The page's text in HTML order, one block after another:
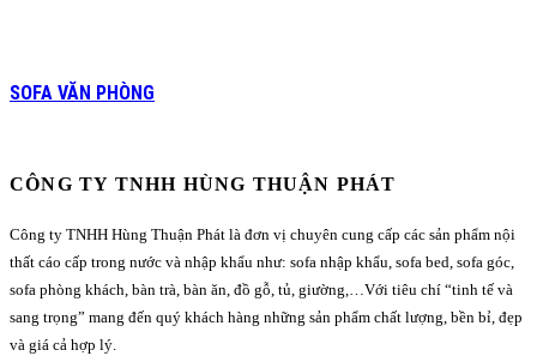
SOFA VĂN PHÒNG
CÔNG TY TNHH HÙNG THUẬN PHÁT
Công ty TNHH Hùng Thuận Phát là đơn vị chuyên cung cấp các sản phẩm nội
thất cáo cấp trong nước và nhập khẩu như: sofa nhập khẩu, sofa bed, sofa góc,
sofa phòng khách, bàn trà, bàn ăn, đồ gỗ, tủ, giường,…Với tiêu chí “tinh tế và
sang trọng” mang đến quý khách hàng những sản phẩm chất lượng, bền bỉ, đẹp
và giá cả hợp lý.